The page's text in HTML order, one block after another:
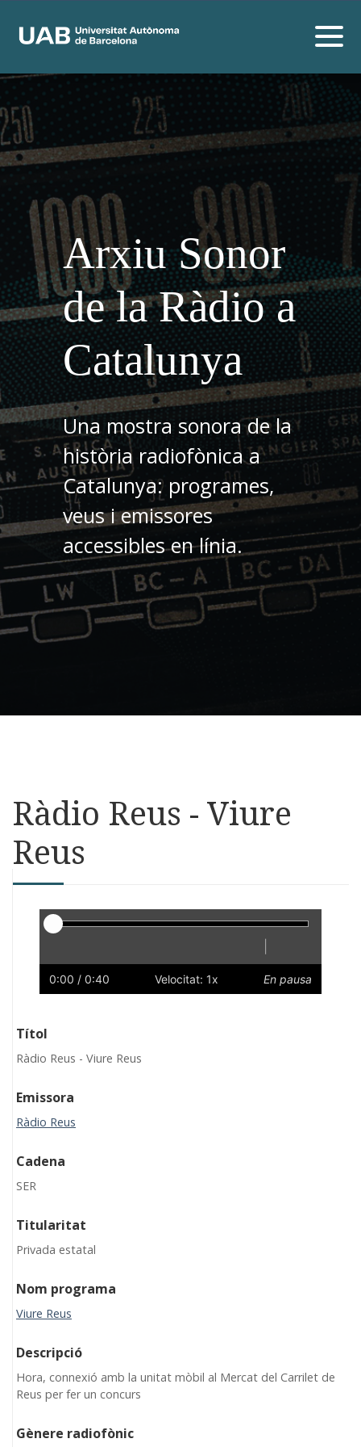
Arxiu Sonor
de la Ràdio a
Catalunya
Una mostra sonora de la
història radiofònica a
Catalunya: programes,
veus i emissores
accessibles en línia.
Ràdio Reus - Viure
Reus
Reproductor
Lent
0:00 / 0:40 Velocitat: 1x En pausa
Títol
Ràdio Reus - Viure Reus
Emissora
Ràdio Reus
Cadena
SER
Titularitat
Privada estatal
Nom programa
Viure Reus
Descripció
Hora, connexió amb la unitat mòbil al Mercat del Carrilet de
Reus per fer un concurs
Gènere radiofònic